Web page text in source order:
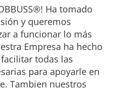
Ha tomado
y queremos
a funcionar lo más
Empresa ha hecho
todas las
para apoyarle en
Tambien nuestros